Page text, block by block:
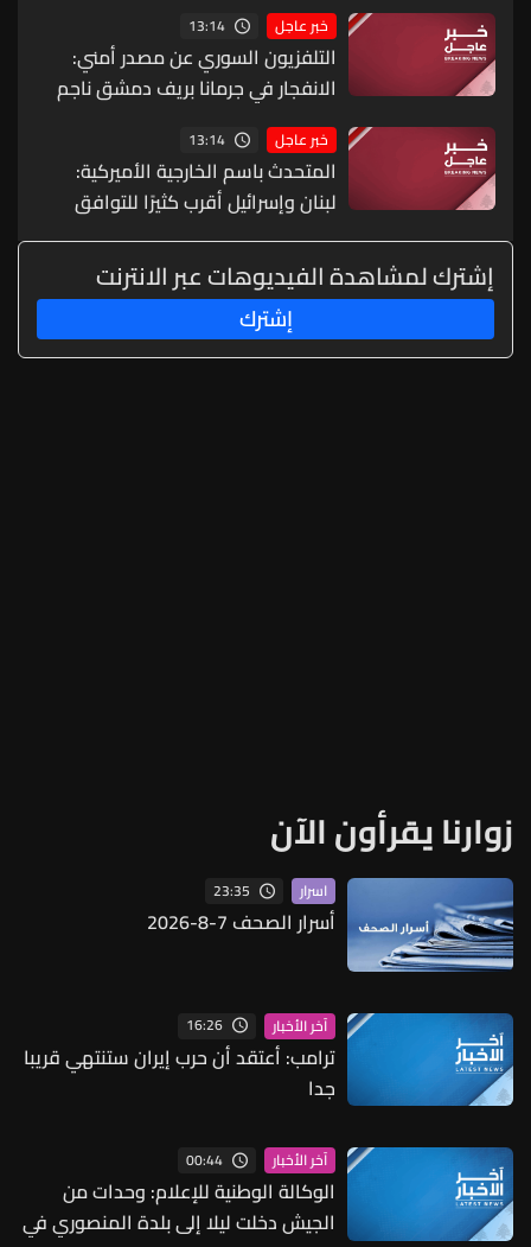
خبر عاجل 13:14
التلفزيون السوري عن مصدر أمني:
الانفجار في جرمانا بريف دمشق ناجم
عن عبوة ناسفة مزروعة بحافلة ركاب
خبر عاجل 13:14
المتحدث باسم الخارجية الأميركية:
لبنان وإسرائيل أقرب كثيرًا للتوافق
بشأن دفع عملية المناطق التجريبية
وتوسيعها والمحادثات كانت مثمرة
على المستوى الفني ومستوى الخبراء
إشترك لمشاهدة الفيديوهات عبر الانترنت
إشترك
زوارنا يقرأون الآن
اسرار 23:35
أسرار الصحف 7-8-2026
آخر الأخبار 16:26
ترامب: أعتقد أن حرب إيران ستنتهي قريبا
جدا
آخر الأخبار 00:44
الوكالة الوطنية للإعلام: وحدات من
الجيش دخلت ليلا إلى بلدة المنصوري في